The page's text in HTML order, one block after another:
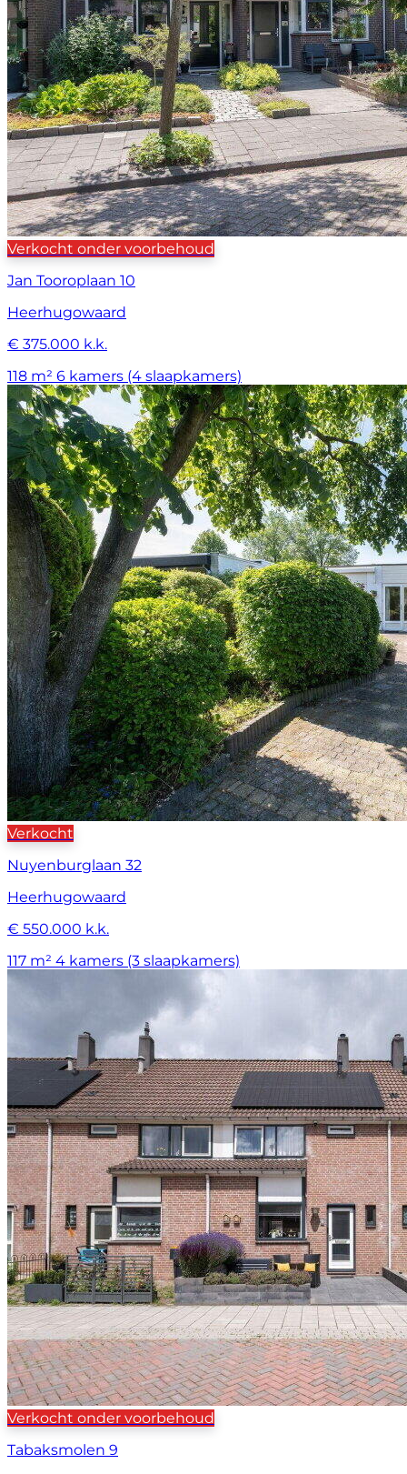
Verkocht onder voorbehoud
Jan Tooroplaan 10
Heerhugowaard
€ 375.000 k.k.
118 m² 6 kamers (4 slaapkamers)
Verkocht
Nuyenburglaan 32
Heerhugowaard
€ 550.000 k.k.
117 m² 4 kamers (3 slaapkamers)
Verkocht onder voorbehoud
Tabaksmolen 9